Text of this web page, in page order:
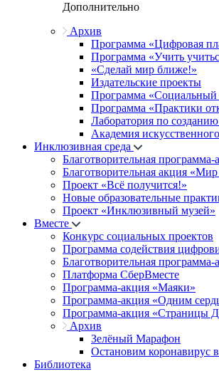
Дополнительно
Архив
Программа «Цифровая
Программа «Учить
«Сделай мир ближе!»
Издательские проекты
Программа «Социальный
Программа «Практики
Лаборатория по
Академия
Инклюзивная среда
Благотворительная
Благотворительная акция
Проект «Всё получится!»
Новые образовательные
Проект «Инклюзивный музей»
Вместе
Конкурс социальных проектов
Программа содействия
Благотворительная
Платформа СберВместе
Программа-акция «Маяки»
Программа-акция «Одним
Программа-акция «Страницы
Архив
Зелёный Марафон
Остановим коронавирус
Библиотека